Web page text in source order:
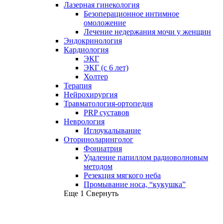
Лазерная гинекология
Безоперационное интимное
омоложение
Лечение недержания мочи у женщин
Эндокринология
Кардиология
ЭКГ
ЭКГ (с 6 лет)
Холтер
Терапия
Нейрохирургия
Травматология-ортопедия
PRP суставов
Неврология
Иглоукалывание
Оториноларинголог
Фониатрия
Удаление папиллом радиоволновым
методом
Резекция мягкого неба
Промывание носа, “кукушка”
Еще 1 Свернуть